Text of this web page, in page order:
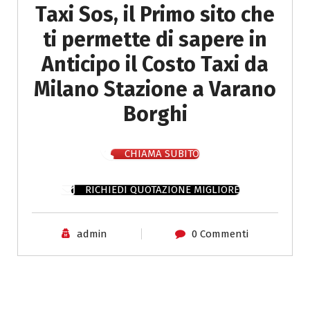
Taxi Sos, il Primo sito che
ti permette di sapere in
Anticipo il Costo Taxi da
Milano Stazione a Varano
Borghi
CHIAMA SUBITO
RICHIEDI QUOTAZIONE MIGLIORE
admin 0 Commenti